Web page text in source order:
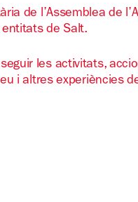
de l’Assemblea de
de Salt.
les activitats,
i altres experiències